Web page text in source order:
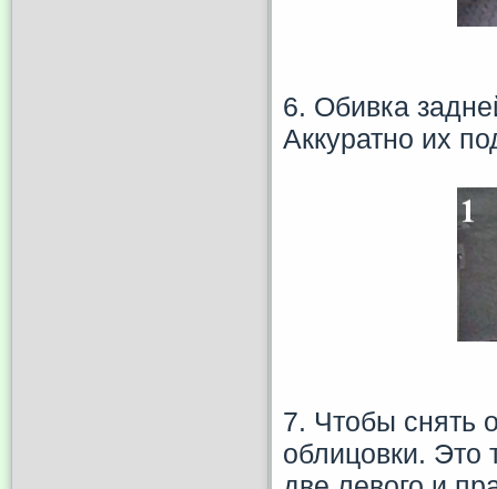
6. Обивка
Аккуратно их
7. Чтобы снять
облицовки. Это